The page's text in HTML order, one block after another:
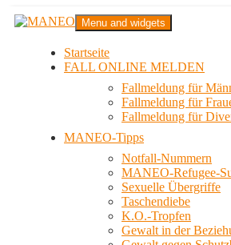
Zum
InhaltMANEO
Das schwule Anti-Gewalt-Projekt in Berlin
Menu and widgets
Startseite
FALL ONLINE MELDEN
Fallmeldung für
Fallmeldung für
Fallmeldung für
MANEO-Tipps
Notfall-Nummern
MANEO-Refugee-
Sexuelle Übergriffe
Taschendiebe
K.O.-Tropfen
Gewalt in der